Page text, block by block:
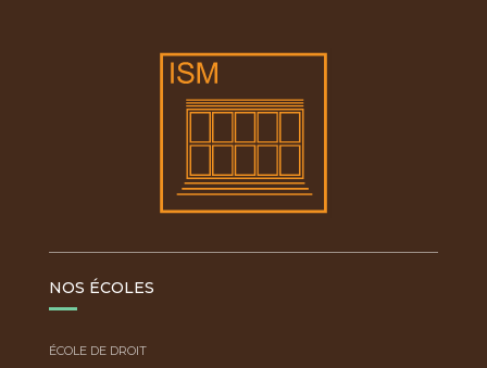
NOS ÉCOLES
ÉCOLE DE DROIT